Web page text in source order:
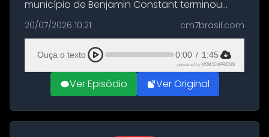
município de Benjamin Constant terminou
com a apreensão de aproximadamente 115
quilos de entorpecentes em uma
embarcação atracada no porto da cidade. O
materia...
20/07/2026 10:21 cm7brasil.com
Ouça o texto 0:00 / 1:45
powered by VOICEXPRESS
Ver Episódio Ver Original